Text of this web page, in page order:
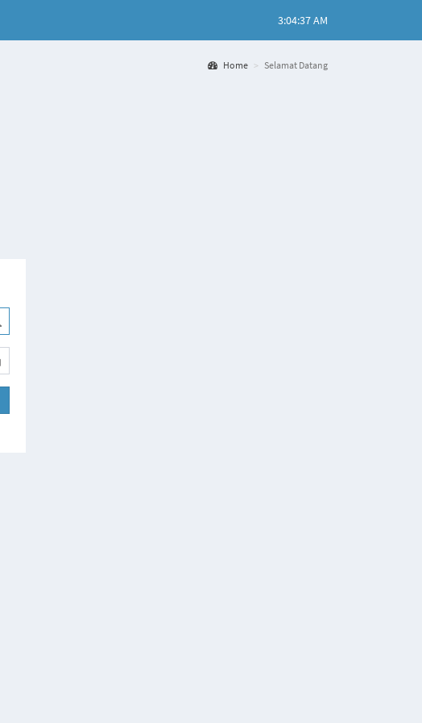
3:04:38 AM
Home Selamat Datang